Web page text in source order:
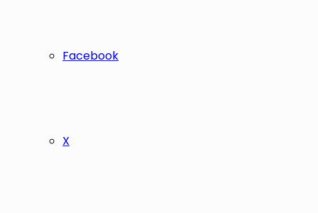
Facebook
X